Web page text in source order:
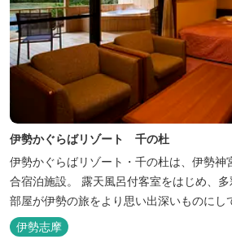
伊勢かぐらばリゾート 千の杜
伊勢かぐらばリゾート・千の杜は、伊勢神
合宿泊施設。 露天風呂付客室をはじめ、
部屋が伊勢の旅をより思い出深いものにし
な敷地内にはテニスコート、野球場を始め
ウォータースライダーを有する流水プール
伊勢志摩